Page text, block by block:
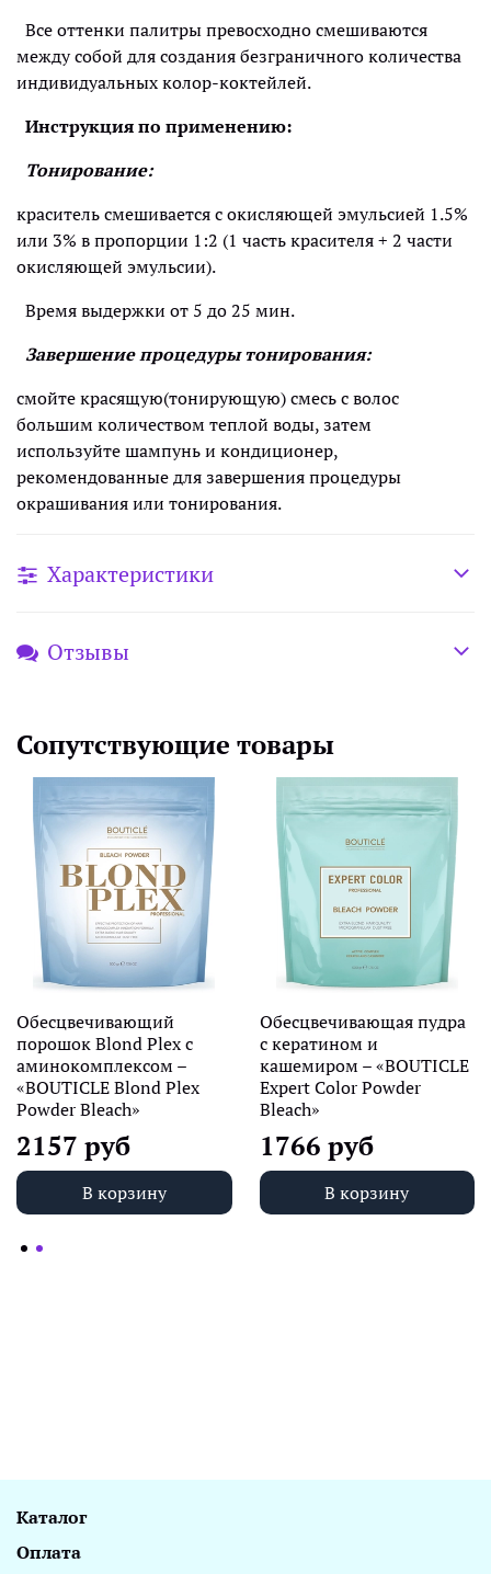
Все оттенки палитры превосходно смешиваются
между собой для создания безграничного количества
индивидуальных колор-коктейлей.
Инструкция по применению:
Тонирование:
краситель смешивается с окисляющей эмульсией 1.5%
или 3% в пропорции 1:2 (1 часть красителя + 2 части
окисляющей эмульсии).
Время выдержки от 5 до 25 мин.
Завершение процедуры тонирования:
смойте красящую(тонирующую) смесь с волос
большим количеством теплой воды, затем
используйте шампунь и кондиционер,
рекомендованные для завершения процедуры
окрашивания или тонирования.
Характеристики
Отзывы
Сопутствующие товары
Обесцвечивающий
порошок Blond Plex с
аминокомплексом –
«BOUTICLE Blond Plex
Powder Bleach»
2157 руб
В корзину
Обесцвечивающая пудра
с кератином и
кашемиром – «BOUTICLE
Expert Color Powder
Bleach»
1766 руб
В корзину
Каталог
Оплата